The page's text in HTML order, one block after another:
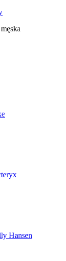
Hansen